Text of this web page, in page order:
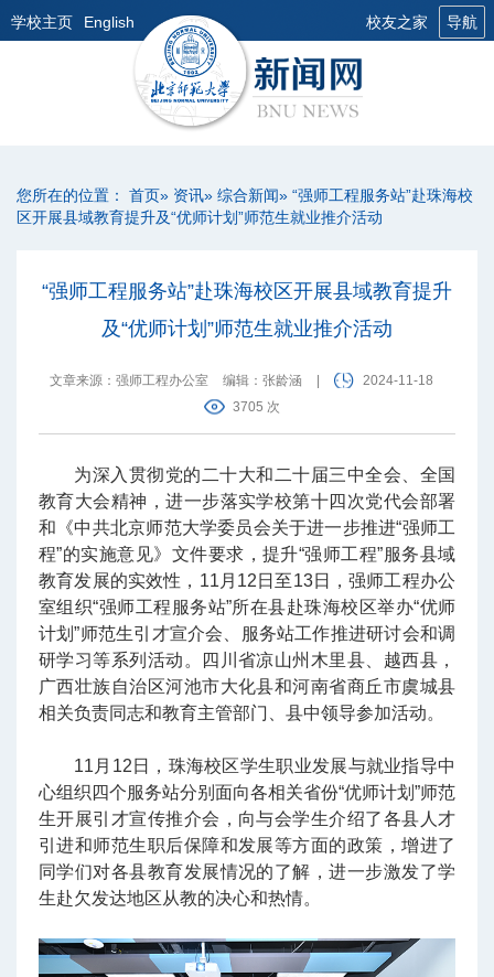
学校主页 English 校友之家 导航
您所在的位置： 首页» 资讯» 综合新闻» “强师工程服务站”赴珠海校
区开展县域教育提升及“优师计划”师范生就业推介活动
“强师工程服务站”赴珠海校区开展县域教育提升
及“优师计划”师范生就业推介活动
文章来源：强师工程办公室 编辑：张龄涵
2024-11-18
3705 次
为深入贯彻党的二十大和二十届三中全会、全国
教育大会精神，进一步落实学校第十四次党代会部署
和《中共北京师范大学委员会关于进一步推进“强师工
程”的实施意见》文件要求，提升“强师工程”服务县域
教育发展的实效性，11月12日至13日，强师工程办公
室组织“强师工程服务站”所在县赴珠海校区举办“优师
计划”师范生引才宣介会、服务站工作推进研讨会和调
研学习等系列活动。四川省凉山州木里县、越西县，
广西壮族自治区河池市大化县和河南省商丘市虞城县
相关负责同志和教育主管部门、县中领导参加活动。
11月12日，珠海校区学生职业发展与就业指导中
心组织四个服务站分别面向各相关省份“优师计划”师范
生开展引才宣传推介会，向与会学生介绍了各县人才
引进和师范生职后保障和发展等方面的政策，增进了
同学们对各县教育发展情况的了解，进一步激发了学
生赴欠发达地区从教的决心和热情。